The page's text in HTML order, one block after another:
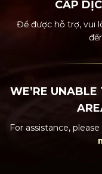
CẤP
Để được hỗ trợ, vui
WE’RE UNABLE
For assistance,